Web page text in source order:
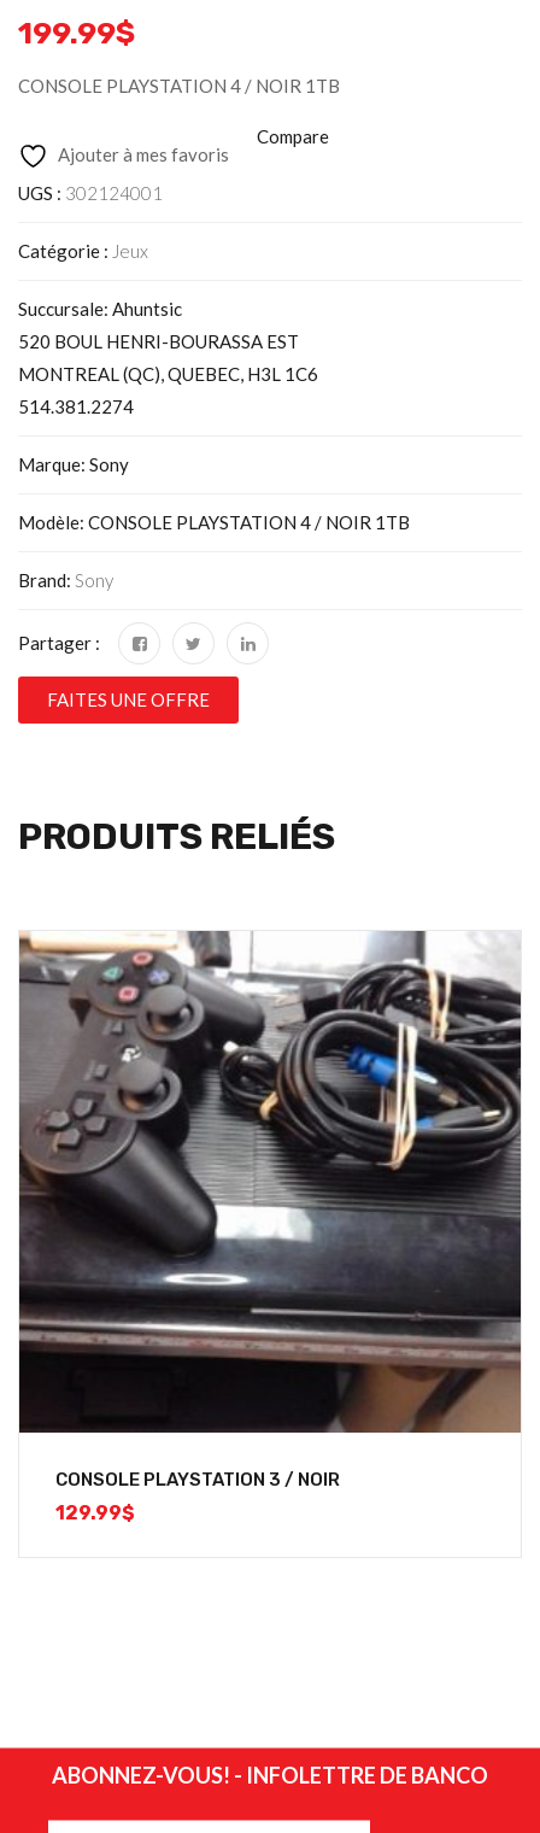
199.99$
CONSOLE PLAYSTATION 4 / NOIR 1TB
Ajouter à mes favoris
Compare
UGS : 302124001
Catégorie : Jeux
Succursale: Ahuntsic
520 BOUL HENRI-BOURASSA EST
MONTREAL (QC), QUEBEC, H3L 1C6
514.381.2274
Marque: Sony
Modèle: CONSOLE PLAYSTATION 4 / NOIR 1TB
Brand: Sony
Partager :
FAITES UNE OFFRE
PRODUITS RELIÉS
CONSOLE PLAYSTATION 3 / NOIR
129.99$
ABONNEZ-VOUS! - INFOLETTRE DE BANCO